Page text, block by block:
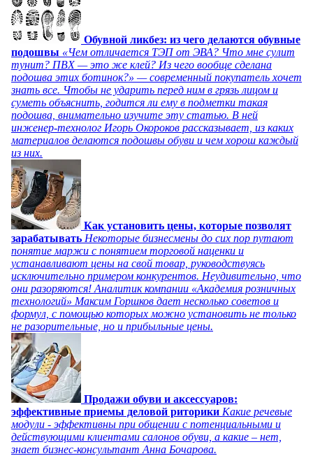
Обувной ликбез: из чего делаются обувные
подошвы «Чем отличается ТЭП от ЭВА? Что мне сулит
тунит? ПВХ — это же клей? Из чего вообще сделана
подошва этих ботинок?» — современный покупатель хочет
знать все. Чтобы не ударить перед ним в грязь лицом и
суметь объяснить, годится ли ему в подметки такая
подошва, внимательно изучите эту статью. В ней
инженер-технолог Игорь Окороков рассказывает, из каких
материалов делаются подошвы обуви и чем хорош каждый
из них.
Как установить цены, которые позволят
зарабатывать Некоторые бизнесмены до сих пор путают
понятие маржи с понятием торговой наценки и
устанавливают цены на свой товар, руководствуясь
исключительно примером конкурентов. Неудивительно, что
они разоряются! Аналитик компании «Академия розничных
технологий» Максим Горшков дает несколько советов и
формул, с помощью которых можно установить не только
не разорительные, но и прибыльные цены.
Продажи обуви и аксессуаров:
эффективные приемы деловой риторики Какие речевые
модули - эффективны при общении с потенциальными и
действующими клиентами салонов обуви, а какие – нет,
знает бизнес-консультант Анна Бочарова.